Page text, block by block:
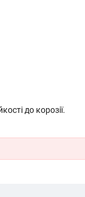
до корозії.